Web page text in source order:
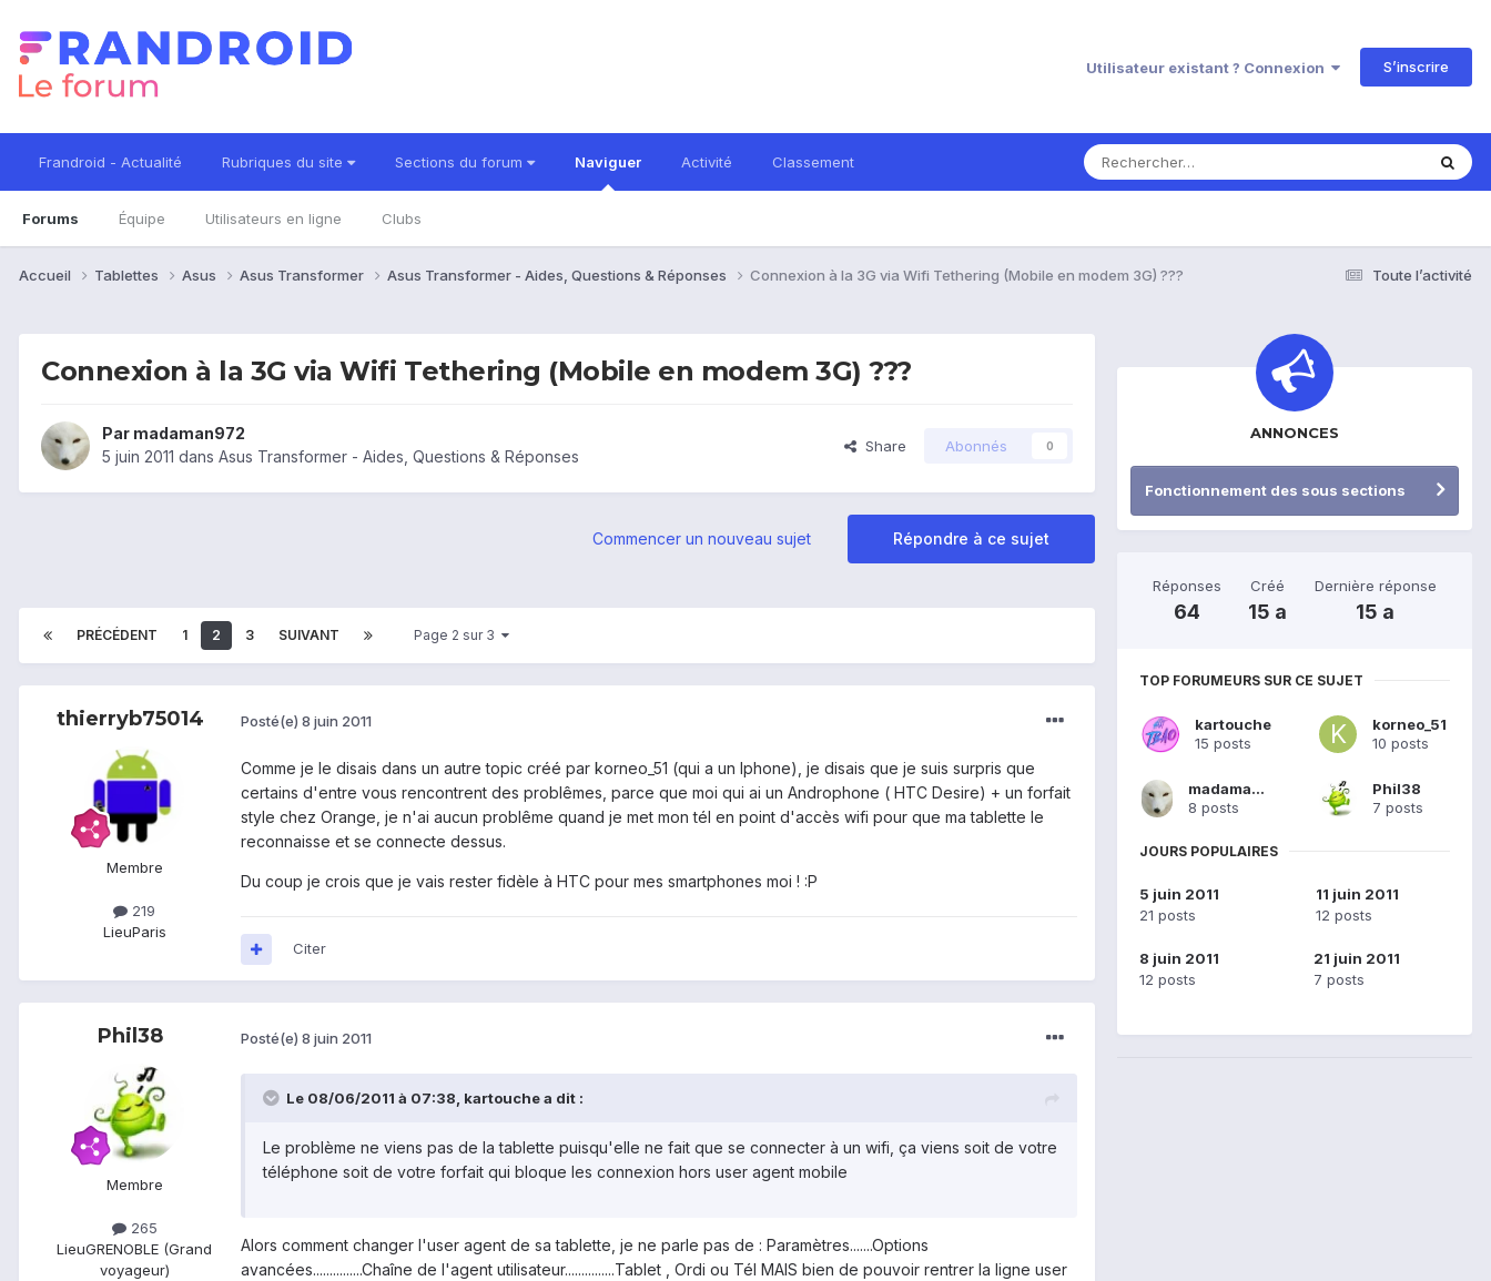
Utilisateur existant ? Connexion S’inscrire
Frandroid - Actualité Rubriques du site Sections du forum Naviguer
Forums Équipe Utilisateurs en ligne Clubs
Activité Classement
Toute l’activité
Accueil Tablettes Asus Asus Transformer Asus Transformer - Aides, Questions & Réponses Connexion à la 3G via Wifi Tethering (Mobile en modem 3G) ???
Connexion à la 3G via Wifi Tethering (Mobile en modem 3G) ???
Par madaman972
5 juin 2011 dans Asus Transformer - Aides, Questions & Réponses
Share Abonnés 0
Répondre à ce sujet
Commencer un nouveau sujet
PRÉCÉDENT 1 2 3 SUIVANT Page 2 sur 3
thierryb75014
Membre
219
LieuParis
Posté(e) 8 juin 2011
Comme je le disais dans un autre topic créé par korneo_51 (qui a un Iphone), je disais que je suis surpris que
certains d'entre vous rencontrent des problêmes, parce que moi qui ai un Androphone ( HTC Desire) + un forfait
style chez Orange, je n'ai aucun problême quand je met mon tél en point d'accès wifi pour que ma tablette le
reconnaisse et se connecte dessus.
Du coup je crois que je vais rester fidèle à HTC pour mes smartphones moi ! :P
Citer
Phil38
Membre
265
LieuGRENOBLE (Grand
voyageur)
Posté(e) 8 juin 2011
Le 08/06/2011 à 07:38, kartouche a dit :
Le problème ne viens pas de la tablette puisqu'elle ne fait que se connecter à un wifi, ça viens soit de votre
téléphone soit de votre forfait qui bloque les connexion hors user agent mobile
Alors comment changer l'user agent de sa tablette, je ne parle pas de : Paramètres.......Options
avancées...............Chaîne de l'agent utilisateur...............Tablet , Ordi ou Tél MAIS bien de pouvoir rentrer la ligne user
ANNONCES
Fonctionnement des sous sections
Réponses
64
Créé
15 a
Dernière réponse
15 a
TOP FORUMEURS SUR CE SUJET
kartouche
15 posts
korneo_51
10 posts
madaman972
8 posts
Phil38
7 posts
JOURS POPULAIRES
5 juin 2011
21 posts
11 juin 2011
12 posts
8 juin 2011
12 posts
21 juin 2011
7 posts